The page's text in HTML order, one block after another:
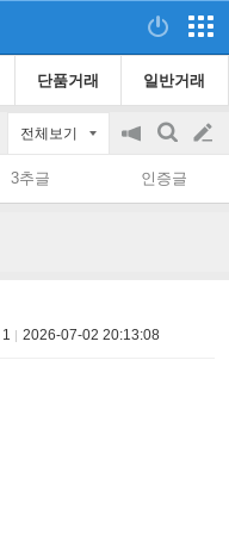
단품거래 일반거래
전체보기
공
on/off
검
색
글
쓰
3추글 인증글
1 2026-07-02 20:13:08